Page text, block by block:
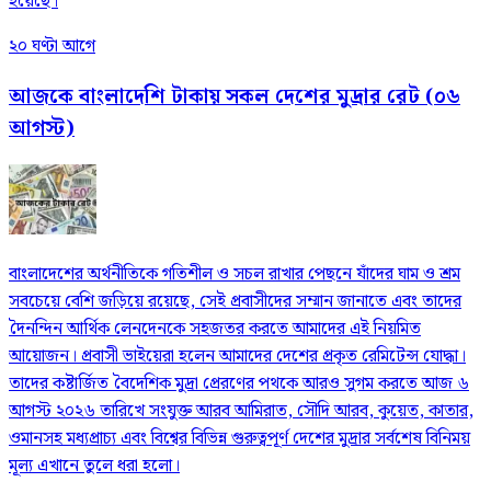
২০ ঘণ্টা আগে
আজকে বাংলাদেশি টাকায় সকল দেশের মুদ্রার রেট (০৬
আগস্ট)
বাংলাদেশের অর্থনীতিকে গতিশীল ও সচল রাখার পেছনে যাঁদের ঘাম ও শ্রম
সবচেয়ে বেশি জড়িয়ে রয়েছে, সেই প্রবাসীদের সম্মান জানাতে এবং তাদের
দৈনন্দিন আর্থিক লেনদেনকে সহজতর করতে আমাদের এই নিয়মিত
আয়োজন। প্রবাসী ভাইয়েরা হলেন আমাদের দেশের প্রকৃত রেমিটেন্স যোদ্ধা।
তাদের কষ্টার্জিত বৈদেশিক মুদ্রা প্রেরণের পথকে আরও সুগম করতে আজ ৬
আগস্ট ২০২৬ তারিখে সংযুক্ত আরব আমিরাত, সৌদি আরব, কুয়েত, কাতার,
ওমানসহ মধ্যপ্রাচ্য এবং বিশ্বের বিভিন্ন গুরুত্বপূর্ণ দেশের মুদ্রার সর্বশেষ বিনিময়
মূল্য এখানে তুলে ধরা হলো।